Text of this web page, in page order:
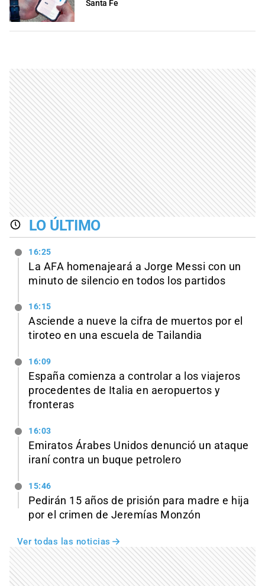
Santa Fe
LO ÚLTIMO
16:25
La AFA homenajeará a Jorge Messi con un
minuto de silencio en todos los partidos
16:15
Asciende a nueve la cifra de muertos por el
tiroteo en una escuela de Tailandia
16:09
España comienza a controlar a los viajeros
procedentes de Italia en aeropuertos y
fronteras
16:03
Emiratos Árabes Unidos denunció un ataque
iraní contra un buque petrolero
15:46
Pedirán 15 años de prisión para madre e hija
por el crimen de Jeremías Monzón
Ver todas las noticias